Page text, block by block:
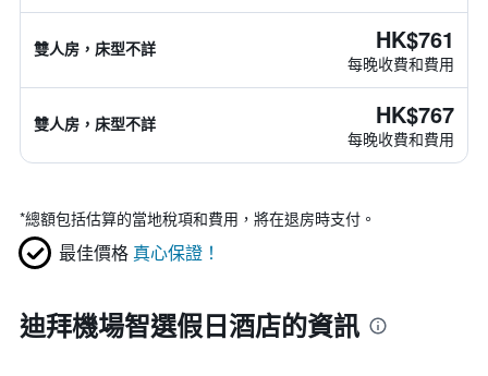
雙人房，床型不詳 HK$761
每晚收費和費用
雙人房，床型不詳 HK$767
每晚收費和費用
*總額包括估算的當地稅項和費用，將在退房時支付。
最佳價格 真心保證！
迪拜機場智選假日酒店的資訊